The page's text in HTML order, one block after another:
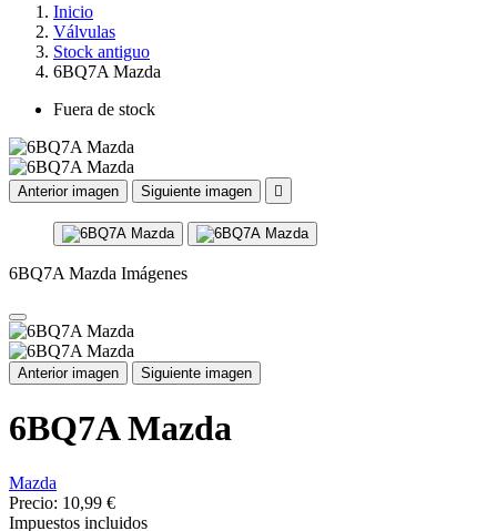
Inicio
Válvulas
Stock antiguo
6BQ7A Mazda
Fuera de stock
Anterior imagen Siguiente imagen 
6BQ7A Mazda Imágenes
Anterior imagen Siguiente imagen
6BQ7A Mazda
Mazda
Precio: 10,99 €
Impuestos incluidos